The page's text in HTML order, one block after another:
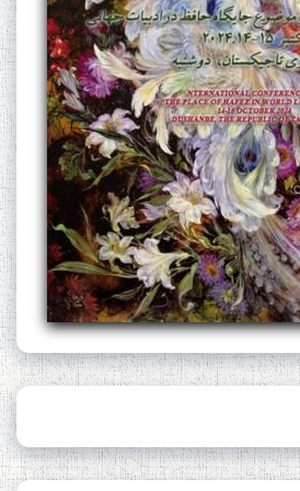
The Persian Gulf Beautiful
poetry from Устод Мумин
Қаноат (Ustod Mumin Qanoat)
and Master Mehryar
Mehrafarin about the conflict
of the name of the Persian
Gulf
Сайри Дарвоз бо Мӯъмин
Қаноат: Чанор ҳам "гап"
мезанад